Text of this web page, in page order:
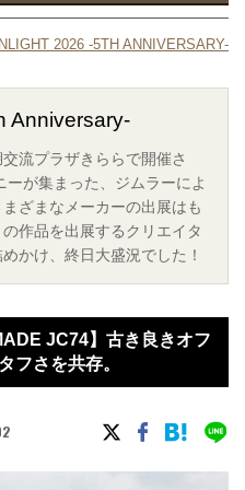
2026 -5TH ANNIVERSARY-
Anniversary-
流プラザきららで開催さ
が集まった、ジムラーによ
ざまなメーカーの出展はも
作品を出展するクリエイタ
かけ、終日大盛況でした！
JC74】古き良きオフ
フさを共存。